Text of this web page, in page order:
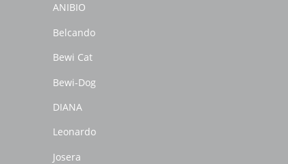
ANIBIO
Belcando
Bewi Cat
Bewi-Dog
DIANA
Leonardo
Josera